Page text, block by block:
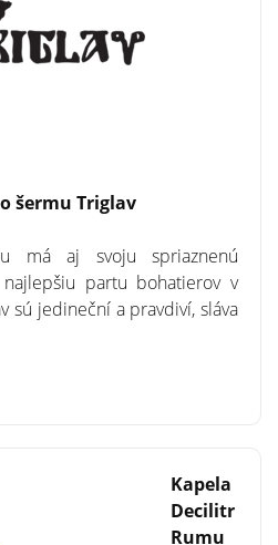
šermu Triglav
má aj svoju spriaznenú
partu bohatierov v
sú jedineční a pravdiví, sláva
Kapela
Decilitr
Rumu